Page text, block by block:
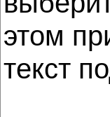
этом
текст